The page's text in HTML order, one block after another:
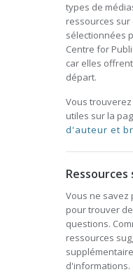
types de
ressources sur
sélectionnées
Centre for
car elles
départ.
Vous
utiles sur la
d'auteur et
Ressources
Vous ne savez
pour trouver
questions.
ressources
d'informations.